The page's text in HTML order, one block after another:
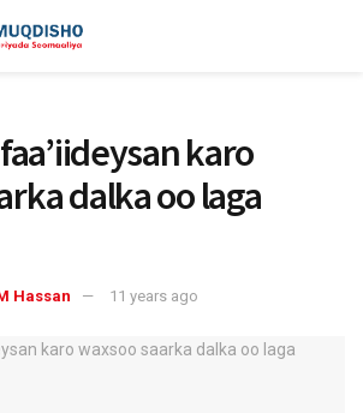
karo
dalka oo laga
Hassan 11 years ago